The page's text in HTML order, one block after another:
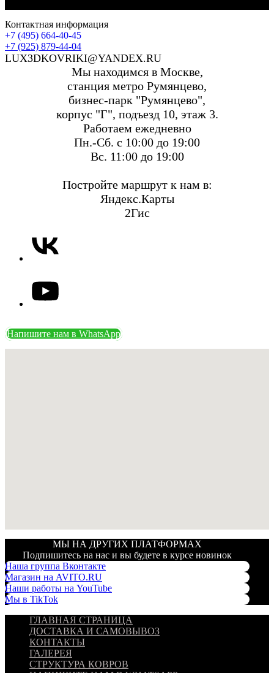
Контактная информация
+7 (495) 664-40-45
+7 (925) 879-44-04
LUX3DKOVRIKI@YANDEX.RU
Мы находимся в Москве,
станция метро Румянцево,
бизнес-парк "Румянцево",
корпус "Г", подъезд 10, этаж 3.
Работаем ежедневно
Пн.-Сб. с 10:00 до 19:00
Вс. 11:00 до 19:00
Постройте маршрут к нам в:
Яндекс.Карты
2Гис
Напишите нам в WhatsApp
МЫ НА ДРУГИХ ПЛАТФОРМАХ
Подпишитесь на нас и вы будете в курсе новинок
Наша группа Вконтакте
Магазин на AVITO.RU
Наши работы на YouTube
Мы в TikTok
ГЛАВНАЯ СТРАНИЦА
ДОСТАВКА И САМОВЫВОЗ
КОНТАКТЫ
ГАЛЕРЕЯ
СТРУКТУРА КОВРОВ